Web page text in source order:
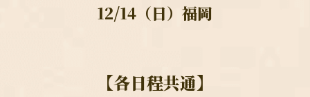
12/14（日）福岡
【各日程共通】